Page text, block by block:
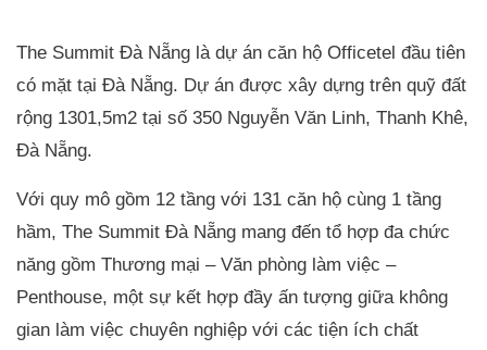
The Summit Đà Nẵng là dự án căn hộ Officetel đầu tiên
có mặt tại Đà Nẵng. Dự án được xây dựng trên quỹ đất
rộng 1301,5m2 tại số 350 Nguyễn Văn Linh, Thanh Khê,
Đà Nẵng.
Với quy mô gồm 12 tầng với 131 căn hộ cùng 1 tầng
hầm, The Summit Đà Nẵng mang đến tổ hợp đa chức
năng gồm Thương mại – Văn phòng làm việc –
Penthouse, một sự kết hợp đầy ấn tượng giữa không
gian làm việc chuyên nghiệp với các tiện ích chất